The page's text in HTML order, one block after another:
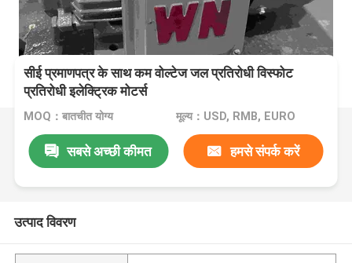
सीई प्रमाणपत्र के साथ कम वोल्टेज जल प्रतिरोधी विस्फोट
प्रतिरोधी इलेक्ट्रिक मोटर्स
MOQ：बातचीत योग्य मूल्य：USD, RMB, EURO
सबसे अच्छी कीमत हमसे संपर्क करें
उत्पाद विवरण